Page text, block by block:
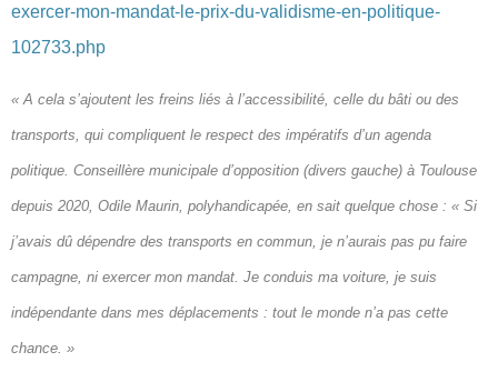
exercer-mon-mandat-le-prix-du-validisme-en-politique-
102733.php
« A cela s’ajoutent les freins liés à l’accessibilité, celle du bâti ou des
transports, qui compliquent le respect des impératifs d’un agenda
politique. Conseillère municipale d’opposition (divers gauche) à Toulouse
depuis 2020, Odile Maurin, polyhandicapée, en sait quelque chose : « Si
j’avais dû dépendre des transports en commun, je n’aurais pas pu faire
campagne, ni exercer mon mandat. Je conduis ma voiture, je suis
indépendante dans mes déplacements : tout le monde n’a pas cette
chance. »